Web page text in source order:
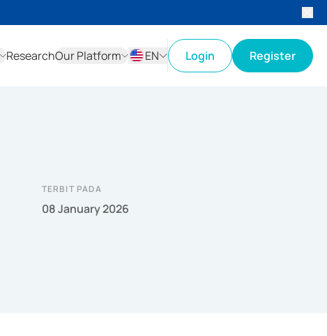
ResearchOur Platform
EN
Login Register
TERBIT PADA
08 January 2026